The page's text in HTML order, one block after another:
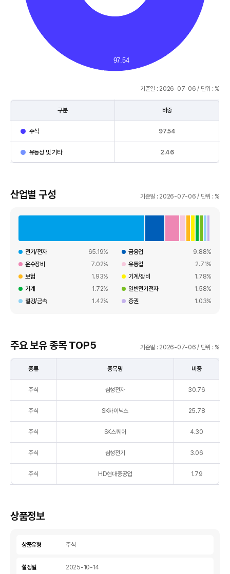
97.54
기준일 : 2026-07-06 / 단위 : %
성
분,
구분 비중
주식 97.54
유동성 및 기타 2.46
산업별 구성 기준일 : 2026-07-06 / 단위 : %
전기/전자 65.19% 금융업
9.88%
운수장비
7.02% 유통업
2.71%
보험
1.93% 기계/장비
1.78%
기계
1.72% 일반전기전자
1.58%
철강/금속
1.42% 증권 1.03%
주요 보유 종목 TOP5 기준일 : 2026-07-06 / 단위 : %
유
목
TOP5
를
류,
목
명,
종류 종목명 비중
주식 삼성전자 30.76
주식 SK하이닉스 25.78
주식 SK스퀘어 4.30
주식 삼성전기 3.06
주식 HD현대중공업 1.79
상품정보
상품유형 주식
설정일 2025-10-14